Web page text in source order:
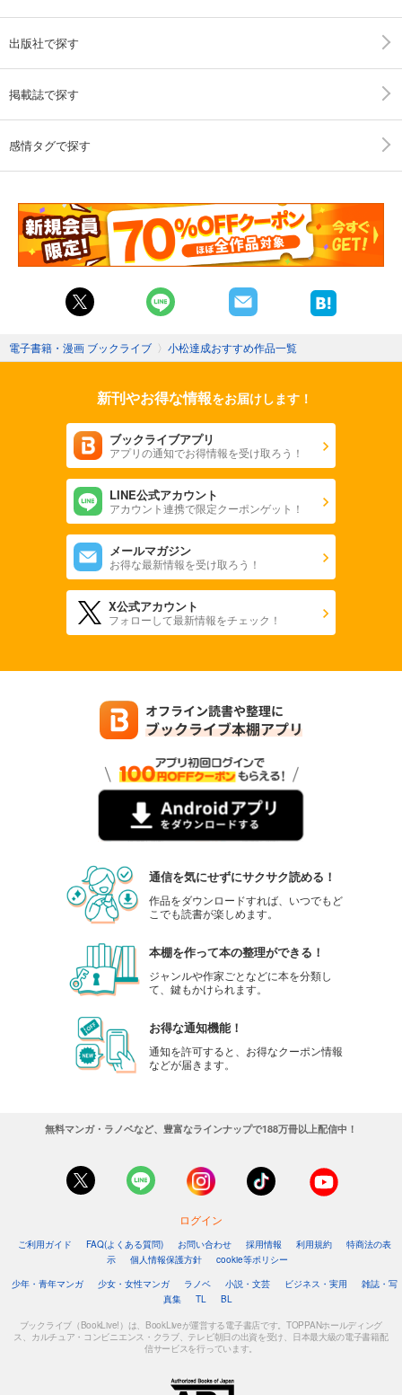
出版社で探す
掲載誌で探す
感情タグで探す
電子書籍・漫画 ブックライブ 〉 小松達成おすすめ作品一覧
新刊やお得な情報をお届けします！
ブックライブアプリ
アプリの通知でお得情報を受け取ろう！
LINE公式アカウント
アカウント連携で限定クーポンゲット！
メールマガジン
お得な最新情報を受け取ろう！
X公式アカウント
フォローして最新情報をチェック！
通信を気にせずにサクサク読める！
作品をダウンロードすれば、いつでもど
こでも読書が楽しめます。
本棚を作って本の整理ができる！
ジャンルや作家ごとなどに本を分類し
て、鍵もかけられます。
お得な通知機能！
通知を許可すると、お得なクーポン情報
などが届きます。
無料マンガ・ラノベなど、豊富なラインナップで188万冊以上配信中！
ログイン
ご利用ガイド FAQ(よくある質問) お問い合わせ 採用情報 利用規約
特商法の表
示
個人情報保護方針
cookie等ポリシー
少年・青年マンガ
少女・女性マンガ ラノベ 小説・文芸 ビジネス・実用
雑誌・写
真集
TL BL
ブックライブ（BookLive!）は、BookLiveが運営する電子書店です。TOPPANホールディング
ス、カルチュア・コンビニエンス・クラブ、テレビ朝日の出資を受け、日本最大級の電子書籍配
信サービスを行っています。